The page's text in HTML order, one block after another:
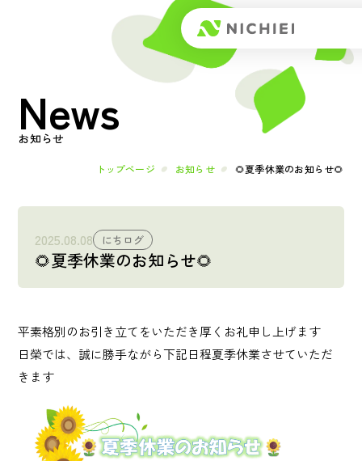
トップページ
About
メッセージ
会社概要
事業内容
産業廃棄物 収集運搬・中間処理業
砂利採取販売業
News
お知らせ
トップページ お知らせ 🌻夏季休業のお知らせ🌻
2025.08.08 にちログ
🌻夏季休業のお知らせ🌻
平素格別のお引き立てをいただき厚くお礼申し上げます
日榮では、誠に勝手ながら下記日程夏季休業させていただ
きます